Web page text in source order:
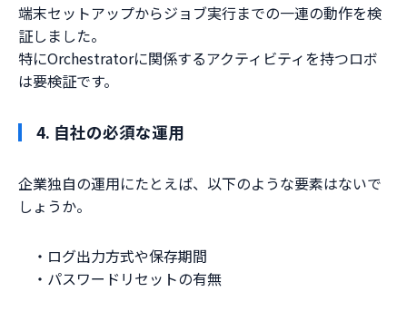
端末セットアップからジョブ実行までの一連の動作を検
証しました。
特にOrchestratorに関係するアクティビティを持つロボ
は要検証です。
4. 自社の必須な運用
企業独自の運用にたとえば、以下のような要素はないで
しょうか。
・ログ出力方式や保存期間
・パスワードリセットの有無